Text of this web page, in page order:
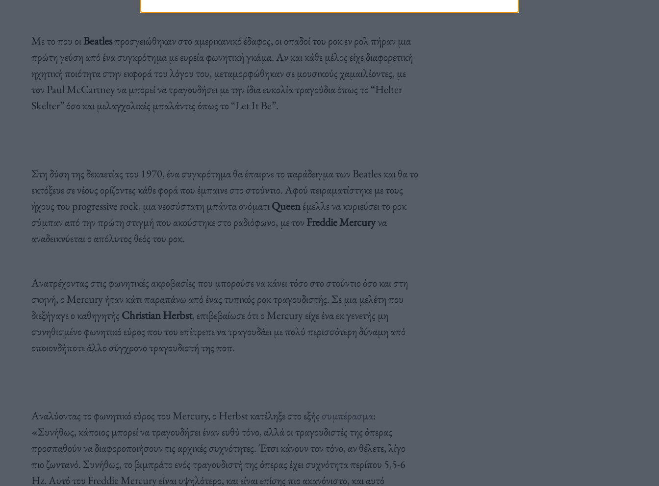
Με το που οιBeatlesπροσγειώθηκαν στο αμερικανικό έδαφος, οι οπαδοί του ροκ εν ρολ πήραν μια
πρώτη γεύση από ένα συγκρότημα με ευρεία φωνητική γκάμα. Αν και κάθε μέλος είχε διαφορετική
ηχητική ποιότητα στην εκφορά του λόγου του, μεταμορφώθηκαν σε μουσικούς χαμαιλέοντες, με
τον Paul McCartney να μπορεί να τραγουδήσει με την ίδια ευκολία τραγούδια όπως το “Helter
Skelter” όσο και μελαγχολικές μπαλάντες όπως το “Let It Be”.
Στη δύση της δεκαετίας του 1970, ένα συγκρότημα θα έπαιρνε το παράδειγμα των Beatles και θα το
εκτόξευε σε νέους ορίζοντες κάθε φορά που έμπαινε στο στούντιο. Αφού πειραματίστηκε με τους
ήχους του progressive rock, μια νεοσύστατη μπάντα ονόματιQueenέμελλε να κυριεύσει το ροκ
σύμπαν από την πρώτη στιγμή που ακούστηκε στο ραδιόφωνο, με τον Freddie Mercuryνα
αναδεικνύεται ο απόλυτος θεός του ροκ.
Ανατρέχοντας στις φωνητικές ακροβασίες που μπορούσε να κάνει τόσο στο στούντιο όσο και στη
σκηνή, ο Mercury ήταν κάτι παραπάνω από ένας τυπικός ροκ τραγουδιστής. Σε μια μελέτη που
διεξήγαγε ο καθηγητής Christian Herbst, επιβεβαίωσε ότι ο Mercury είχε ένα εκ γενετής μη
συνηθισμένο φωνητικό εύρος που του επέτρεπε να τραγουδάει με πολύ περισσότερη δύναμη από
οποιονδήποτε άλλο σύγχρονο τραγουδιστή της ποπ.
Αναλύοντας το φωνητικό εύρος του Mercury, ο Herbst κατέληξε στο εξής συμπέρασμα:
«Συνήθως, κάποιος μπορεί να τραγουδήσει έναν ευθύ τόνο, αλλά οι τραγουδιστές της όπερας
προσπαθούν να διαφοροποιήσουν τις αρχικές συχνότητες. Έτσι κάνουν τον τόνο, αν θέλετε, λίγο
πιο ζωντανό. Συνήθως, το βιμπράτο ενός τραγουδιστή της όπερας έχει συχνότητα περίπου 5,5-6
Hz. Αυτό του Freddie Mercury είναι υψηλότερο, και είναι επίσης πιο ακανόνιστο, και αυτό